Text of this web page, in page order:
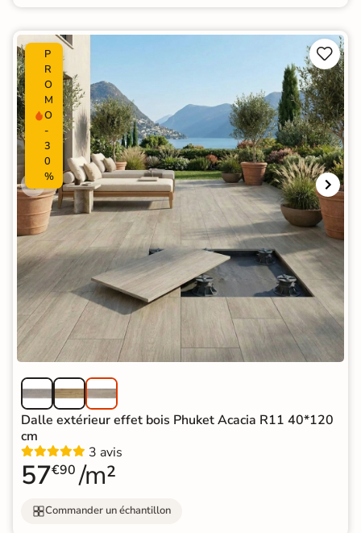
P
R
O
M
O
-
3
0
%


Dalle extérieur effet bois Phuket Acacia R11 40*120
cm
3 avis
57€90 /m²
Commander un échantillon